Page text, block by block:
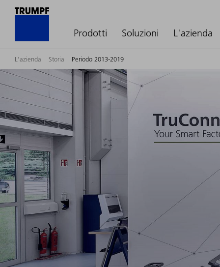
Prodotti Soluzioni L'azienda
L'azienda Storia Periodo 2013-2019